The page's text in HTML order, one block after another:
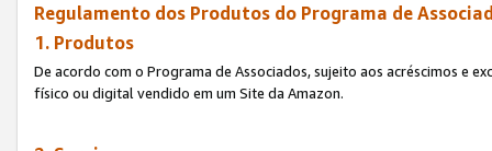
Regulamento dos Produtos do Programa de
1. Produtos
De acordo com o Programa de Associados, sujeito aos acréscimos e
físico ou digital vendido em um Site da Amazon.